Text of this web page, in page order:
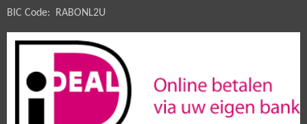
BIC Code: RABONL2U